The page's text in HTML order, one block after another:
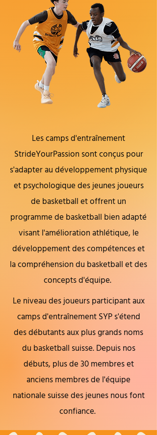
Les camps d'entraînement
StrideYourPassion sont conçus pour
s'adapter au développement physique
et psychologique des jeunes joueurs
de basketball et offrent un
programme de basketball bien adapté
visant l'amélioration athlétique, le
développement des compétences et
la compréhension du basketball et des
concepts d'équipe.
Le niveau des joueurs participant aux
camps d'entraînement SYP s'étend
des débutants aux plus grands noms
du basketball suisse. Depuis nos
débuts, plus de 30 membres et
anciens membres de l'équipe
nationale suisse des jeunes nous font
confiance.